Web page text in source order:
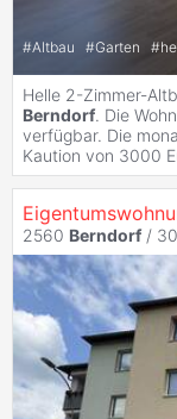
#Altbau #Garten #
Helle 2-Zimmer-
Berndorf. Die
verfügbar. Die
Kaution von 3000
2560 Berndorf /